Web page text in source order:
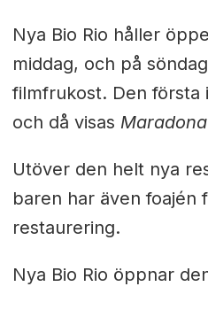
Nya Bio Rio håller
middag, och på
filmfrukost. Den första
och då visas Maradona
Utöver den helt nya
baren har även foajén
restaurering.
Nya Bio Rio öppnar